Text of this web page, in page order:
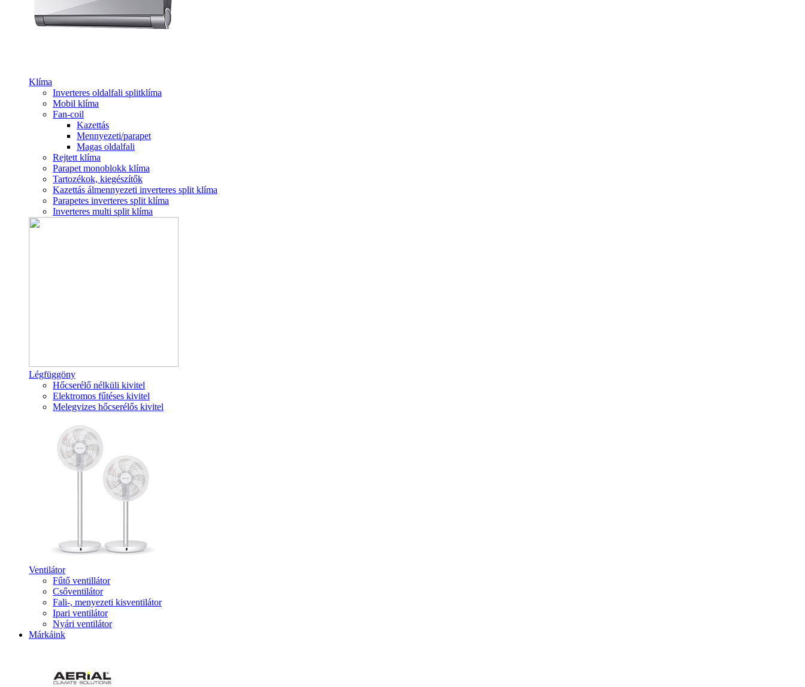
Klíma
Inverteres oldalfali splitklíma
Mobil klíma
Fan-coil
Kazettás
Mennyezeti/parapet
Magas oldalfali
Rejtett klíma
Parapet monoblokk klíma
Tartozékok, kiegészítők
Kazettás álmennyezeti inverteres split klíma
Parapetes inverteres split klíma
Inverteres multi split klíma
Légfüggöny
Hőcserélő nélküli kivitel
Elektromos fűtéses kivitel
Melegvizes hőcserélős kivitel
Ventilátor
Fűtő ventillátor
Csőventilátor
Fali-, menyezeti kisventilátor
Ipari ventilátor
Nyári ventilátor
Márkáink